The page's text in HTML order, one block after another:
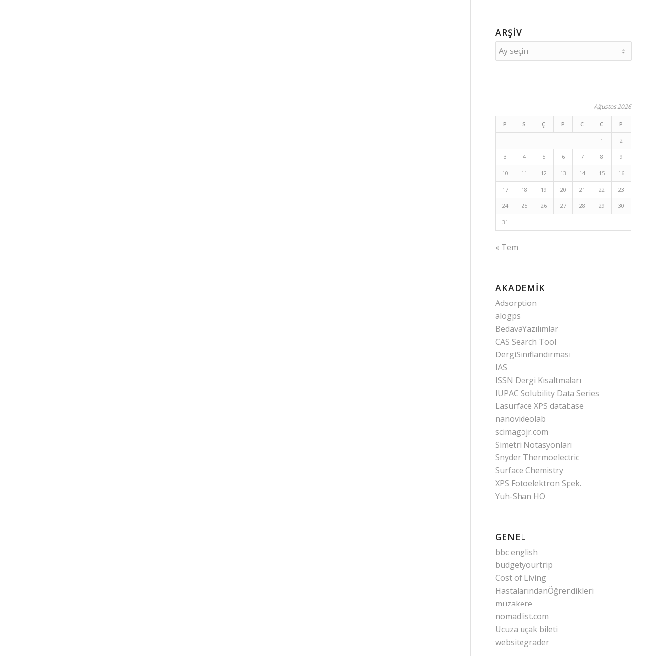
ARŞIV
Ağustos 2026
P S Ç P C C P
1 2
3 4 5 6 7 8 9
10 11 12 13 14 15 16
17 18 19 20 21 22 23
24 25 26 27 28 29 30
31
« Tem
AKADEMIK
Adsorption
alogps
BedavaYazılımlar
CAS Search Tool
DergiSınıflandırması
IAS
ISSN Dergi Kısaltmaları
IUPAC Solubility Data Series
Lasurface XPS database
nanovideolab
scimagojr.com
Simetri Notasyonları
Snyder Thermoelectric
Surface Chemistry
XPS Fotoelektron Spek.
Yuh-Shan HO
GENEL
bbc english
budgetyourtrip
Cost of Living
HastalarındanÖğrendikleri
müzakere
nomadlist.com
Ucuza uçak bileti
websitegrader